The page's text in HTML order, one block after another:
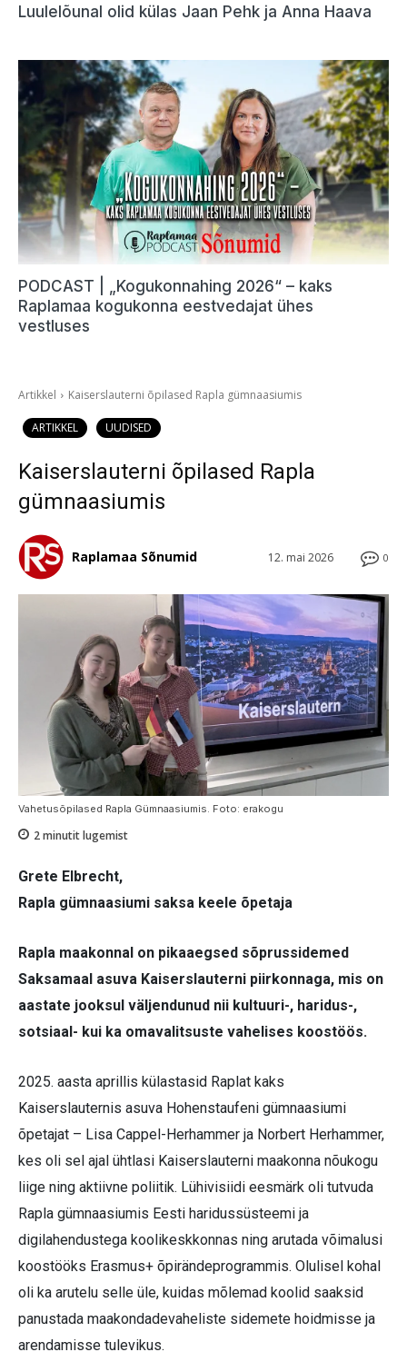
Luulelõunal olid külas Jaan Pehk ja Anna Haava
PODCAST | „Kogukonnahing 2026“ – kaks
Raplamaa kogukonna eestvedajat ühes
vestluses